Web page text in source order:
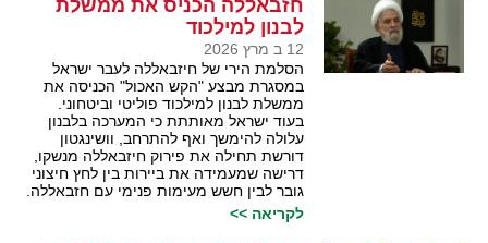
חזבאללה הכניס את ממשלת
לבנון למילכוד
12 ב מרץ 2026
הסלמת הירי של חיזבאללה לעבר ישראל
במסגרת מבצע "הקש האכול" הכניסה את
ממשלת לבנון למילכוד פוליטי וביטחוני.
בעוד ישראל מאותתת כי המערכה בלבנון
עלולה להימשך ואף להתרחב, וושינגטון
דורשת תחילה את פירוק חיזבאללה מנשקו,
דרישה שמעמידה את ביירות בין לחץ חיצוני
גובר לבין חשש מעימות פנימי עם חזבאללה.
לקריאה >>